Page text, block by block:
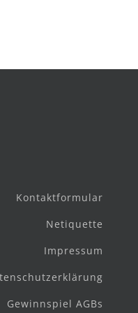
Kontaktformular
Netiquette
Impressum
Gewinnspiel AGBs